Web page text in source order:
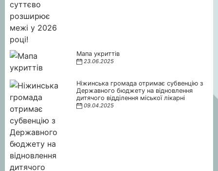
Мапа укриттів
23.06.2025
Ніжинська громада отримає субвенцію з
Державного бюджету на відновлення
дитячого відділення міської лікарні
09.04.2025